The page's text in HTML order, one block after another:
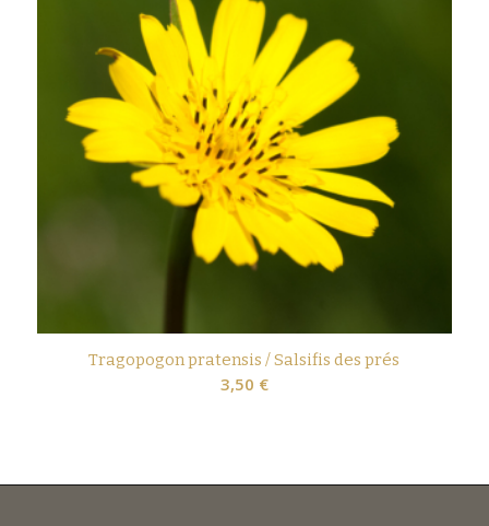
Tragopogon pratensis / Salsifis des prés
3,50 €